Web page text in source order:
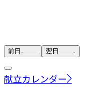
前日 翌日
献立カレンダー